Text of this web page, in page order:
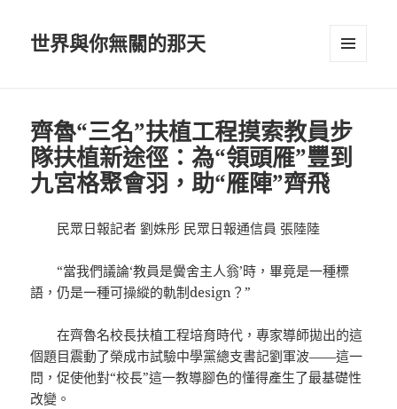
世界與你無關的那天
齊魯“三名”扶植工程摸索教員步
隊扶植新途徑：為“領頭雁”豐到
九宮格聚會羽，助“雁陣”齊飛
民眾日報記者 劉姝彤 民眾日報通信員 張陸陸
“當我們議論‘教員是黌舍主人翁’時，畢竟是一種標
語，仍是一種可操縱的軌制design？”
在齊魯名校長扶植工程培育時代，專家導師拋出的這
個題目震動了榮成市試驗中學黨總支書記劉軍波——這一
問，促使他對“校長”這一教導腳色的懂得產生了最基礎性
改變。